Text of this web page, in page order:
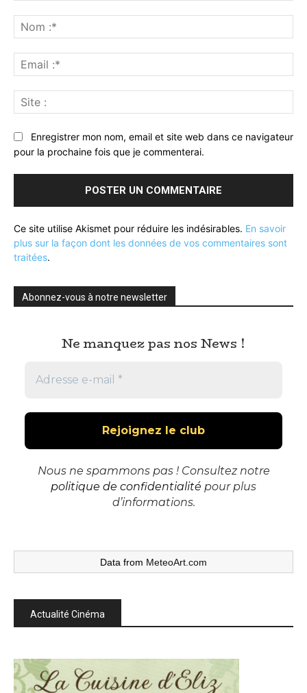
:*
:*
:
Enregistrer mon nom, email et site web dans ce navigateur
pour la prochaine fois que je commenterai.
Ce site utilise Akismet pour réduire les indésirables. En savoir
plus sur la façon dont les données de vos commentaires sont
traitées.
Abonnez-vous à notre newsletter
Ne manquez pas nos News !
Nous ne spammons pas ! Consultez notre
politique de confidentialité pour plus
d’informations.
Data from MeteoArt.com
Actualité Cinéma